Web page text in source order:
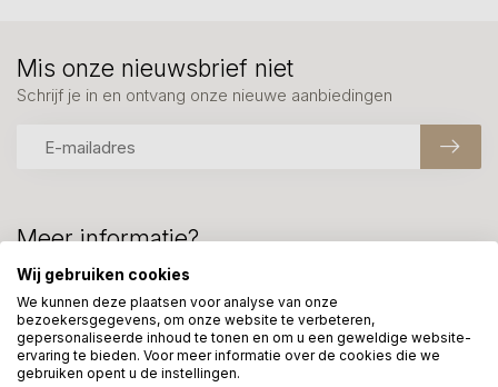
Meer informatie?
We helpen graag met uw keuze of geven advies, bel of app
ons 7 dagen per week: 06-23643267
Klantenservice
Mis onze nieuwsbrief niet
Schrijf je in en ontvang onze nieuwe aanbiedingen
Wij gebruiken cookies
We kunnen deze plaatsen voor analyse van onze
bezoekersgegevens, om onze website te verbeteren,
gepersonaliseerde inhoud te tonen en om u een geweldige website-
ervaring te bieden. Voor meer informatie over de cookies die we
gebruiken opent u de instellingen.